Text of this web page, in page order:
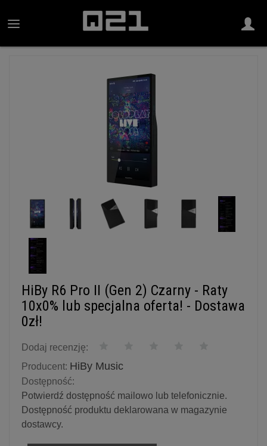
HiBy R6 Pro II (Gen 2) Czarny - Raty
10x0% lub specjalna oferta! - Dostawa
0zł!
Dodaj recenzję:
Producent: HiBy Music
Dostępność:
Potwierdź dostępność mailowo lub telefonicznie.
Dostępność produktu deklarowana w magazynie
dostawcy.